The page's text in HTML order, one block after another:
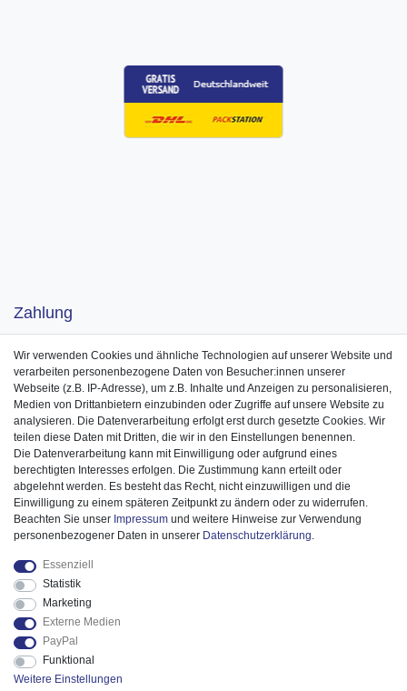
Zahlung
Wir verwenden Cookies und ähnliche Technologien auf unserer Website und
verarbeiten personenbezogene Daten von Besucher:innen unserer
Webseite (z.B. IP-Adresse), um z.B. Inhalte und Anzeigen zu personalisieren,
Medien von Drittanbietern einzubinden oder Zugriffe auf unsere Website zu
analysieren. Die Datenverarbeitung erfolgt erst durch gesetzte Cookies. Wir
teilen diese Daten mit Dritten, die wir in den Einstellungen benennen.
Die Datenverarbeitung kann mit Einwilligung oder aufgrund eines
berechtigten Interesses erfolgen. Die Zustimmung kann erteilt oder
abgelehnt werden. Es besteht das Recht, nicht einzuwilligen und die
Einwilligung zu einem späteren Zeitpunkt zu ändern oder zu widerrufen.
Beachten Sie unser Impressum und weitere Hinweise zur Verwendung
personenbezogener Daten in unserer Daten­schutz­erklärung.
Essenziell
Statistik
Marketing
Externe Medien
PayPal
Funktional
Weitere Einstellungen